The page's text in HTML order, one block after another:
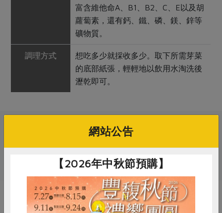
富含維他命A、B1、B2、C、E以及胡
蘿蔔素，還有鈣、鐵、磷、鎂、鋅等
礦物質。
調理方式
想吃多少就採收多少。取下所需芽菜
的底部紙張，輕輕地以飲用水淘洗後
瀝乾即可。
關鍵字
# 芽菜 # 蘿蔔嬰
你可能有興趣的產品
網站公告
【2026年中秋節預購】